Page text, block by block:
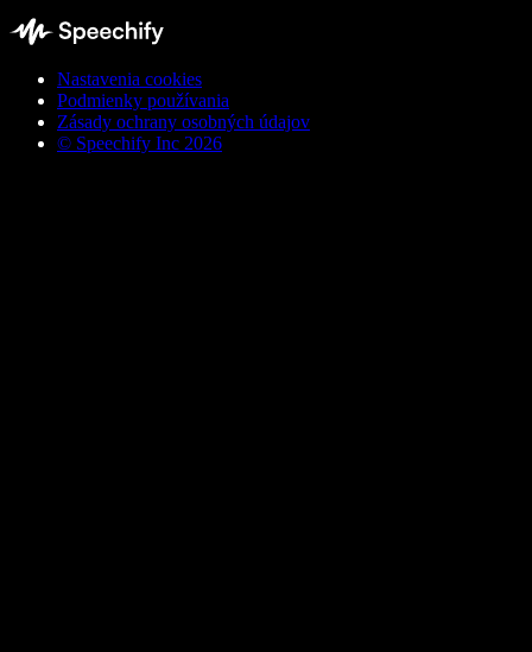
Nastavenia cookies
Podmienky používania
Zásady ochrany osobných údajov
© Speechify Inc 2026